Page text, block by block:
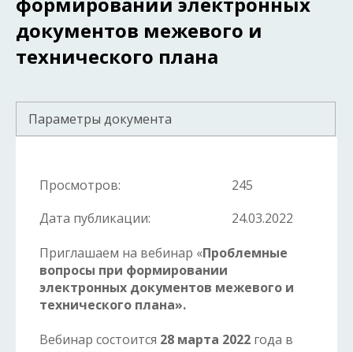
документов межевого и
технического плана
Параметры документа
Просмотров:
245
Дата публикации:
24.03.2022
Приглашаем на вебинар «Проблемные
вопросы при формировании
электронных документов межевого и
технического плана».
Вебинар состоится 28 марта 2022 года в